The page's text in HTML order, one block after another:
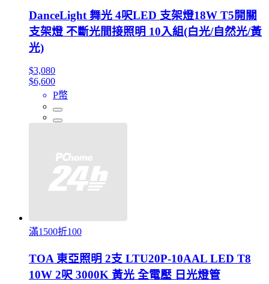
DanceLight 舞光 4呎LED 支架燈18W T5開關
支架燈 不斷光間接照明 10入組(白光/自然光/黃
光)
$3,080
$6,600
P幣
滿1500折100
TOA 東亞照明 2支 LTU20P-10AAL LED T8
10W 2呎 3000K 黃光 全電壓 日光燈管